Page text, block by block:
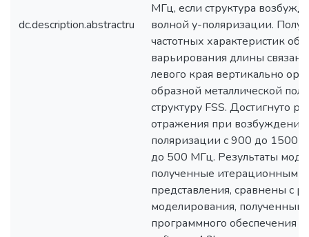
dc.description.abstractru
МГц, если структура
волной y-поляризации.
частотных характеристик
варьирования длины
левого края вертикально
образной металлической
структуру FSS. Достигнуто
отражения при возбуждении
поляризации с 900 до 1500
до 500 МГц. Результаты
полученные итерационным
представления, сравнены с
моделирования,
программного обеспечения